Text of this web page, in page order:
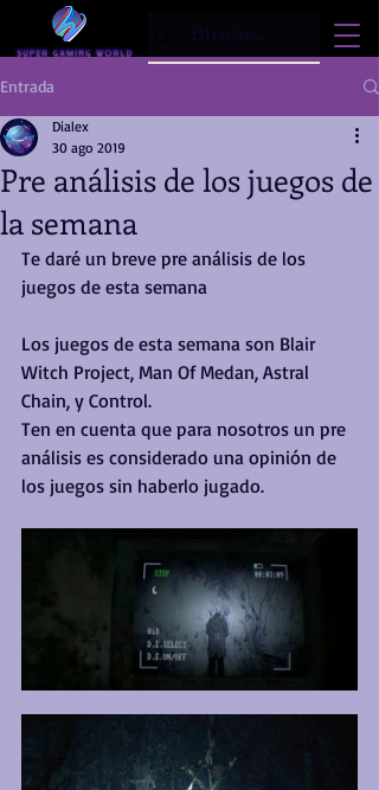
Entrada
Pre análisis de los juegos de
la semana
Dialex
30 ago 2019
Te daré un breve pre análisis de los
juegos de esta semana
Los juegos de esta semana son Blair
Witch Project, Man Of Medan, Astral
Chain, y Control.
Ten en cuenta que para nosotros un pre
análisis es considerado una opinión de
los juegos sin haberlo jugado.